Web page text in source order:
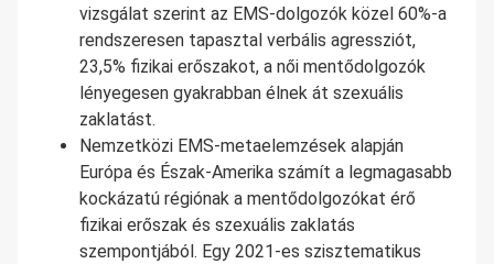
vizsgálat szerint az EMS-dolgozók közel 60%-a
rendszeresen tapasztal verbális agressziót,
23,5% fizikai erőszakot, a női mentődolgozók
lényegesen gyakrabban élnek át szexuális
zaklatást.
Nemzetközi EMS-metaelemzések alapján
Európa és Észak-Amerika számít a legmagasabb
kockázatú régiónak a mentődolgozókat érő
fizikai erőszak és szexuális zaklatás
szempontjából. Egy 2021-es szisztematikus